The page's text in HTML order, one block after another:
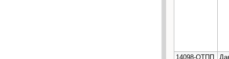
14098-ОТПП